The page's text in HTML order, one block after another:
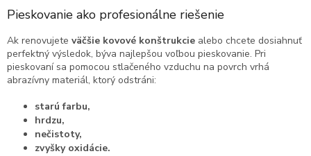
Pieskovanie ako profesionálne riešenie
Ak renovujete väčšie kovové konštrukcie alebo chcete dosiahnuť
perfektný výsledok, býva najlepšou voľbou pieskovanie. Pri
pieskovaní sa pomocou stlačeného vzduchu na povrch vrhá
abrazívny materiál, ktorý odstráni:
starú farbu,
hrdzu,
nečistoty,
zvyšky oxidácie.